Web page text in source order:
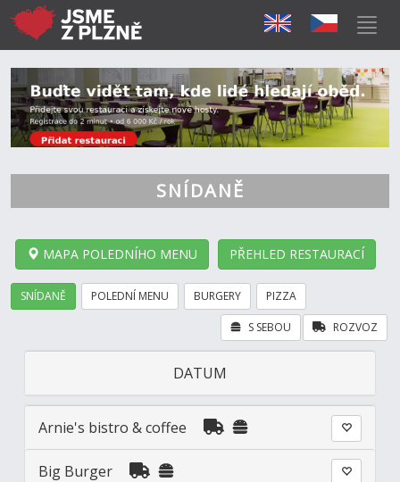
SNÍDANĚ
MAPA POLEDNÍHO MENU PŘEHLED RESTAURACÍ
SNÍDANĚ POLEDNÍ MENU BURGERY PIZZA
ROZVOZ
S SEBOU
DATUM
Arnie's bistro & coffee
Big Burger